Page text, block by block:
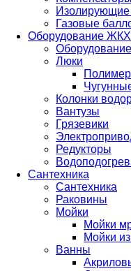
Изолирующие
Газовые
Оборудование ЖКХ
Люки
Колонки
Вантузы
Грязевики
Редукторы
Сантехника
Сантехника
Раковины
Мойки
Мойки
Мойки
Ванны